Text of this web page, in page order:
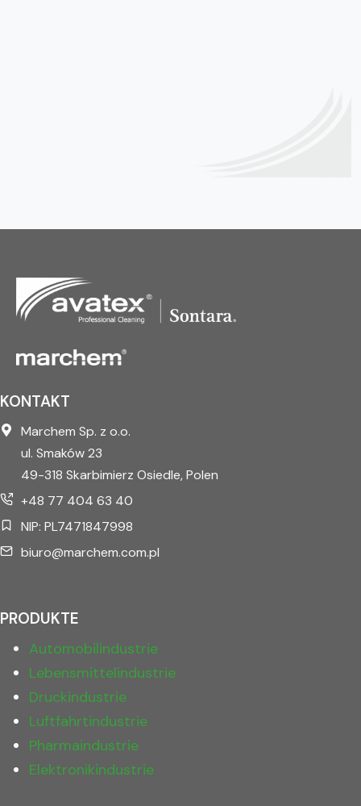
KONTAKT
Marchem Sp. z o.o.
ul. Smaków 23
49-318 Skarbimierz Osiedle, Polen
+48 77 404 63 40
NIP: PL7471847998
biuro@marchem.com.pl
PRODUKTE
Automobilindustrie
Lebensmittelindustrie
Druckindustrie
Luftfahrtindustrie
Pharmaindustrie
Elektronikindustrie